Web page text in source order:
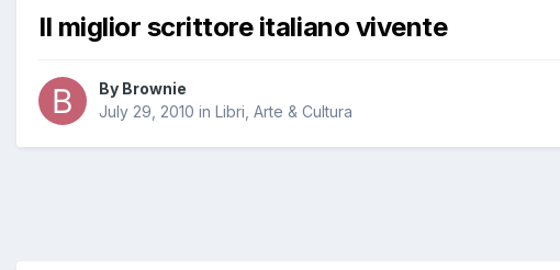
Il miglior scrittore italiano vivente
By Brownie
July 29, 2010 in Libri, Arte & Cultura